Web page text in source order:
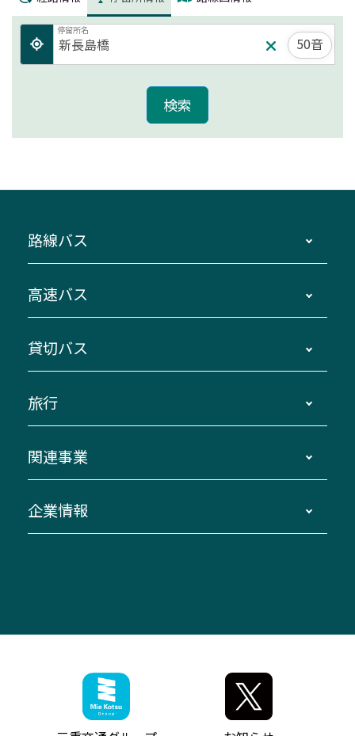
停留所名
50音
路線バス
主要停留所案内図・時刻表
路線バスのご利用方法
三重交通接近情報バスロケーションシステム
ダイヤ改正情報
迂回・休止について
臨時バスについて
伊勢二見鳥羽周遊バスCANばす
「みえブルーライン」（三重大学病院直通バ
神都ライナー
ミジュマルのラッピングバス（鈴鹿管内）
参宮バス
高速バス
南紀・VISON～横浜・東京・埼玉
伊賀～名古屋
南紀～VISON～名古屋
湯の山温泉～名古屋
桑名・長島温泉・金城ふ頭駅～中部国際空港
（休止中）
お客様駐車場のご案内
アイコンの説明
インターネット予約
貸切バス
貸切バスのご利用について
お問い合わせ
旅行
貸切バス団体旅行
美し国周遊ばす
関連事業
自家用自動車車両運行管理
ザ・バスコレクション三重交通バスセット
三重交通公式グッズ
企業情報
ファンコーナー
お問い合わせ
お知らせ・最新情報一覧